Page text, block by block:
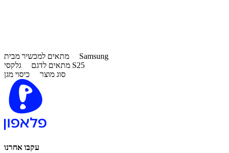
מתאים למכשיר מבית Samsung
מתאים לדגם גלקסי S25
סוג מוצר כיסוי מגן
עקבו אחרנו